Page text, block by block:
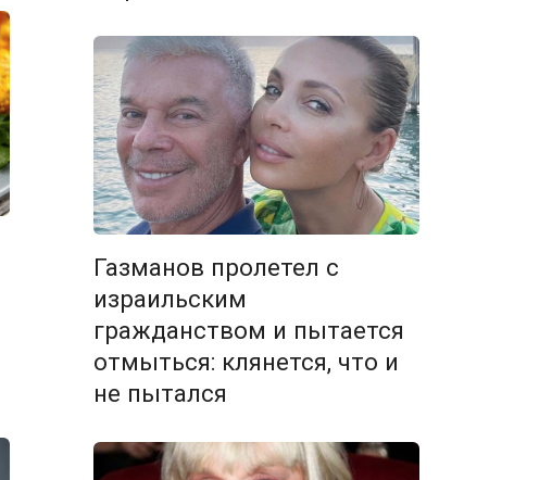
Газманов пролетел с
израильским
гражданством и пытается
отмыться: клянется, что и
не пытался